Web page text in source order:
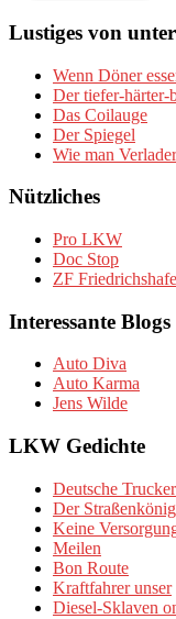
Lustiges von
Wenn Döner
Der tiefer-härter-
Das Coilauge
Der Spiegel
Wie man
Nützliches
Pro LKW
Doc Stop
ZF
Interessante Blogs
Auto Diva
Auto Karma
Jens Wilde
LKW Gedichte
Deutsche Trucker
Der Straßenkönig
Keine
Meilen
Bon Route
Kraftfahrer unser
Diesel-Sklaven